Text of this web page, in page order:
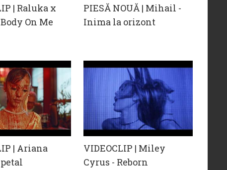
| Raluka x
On Me
PIESĂ NOUĂ | Mihail -
Inima la orizont
| Ariana
VIDEOCLIP | Miley
Cyrus - Reborn